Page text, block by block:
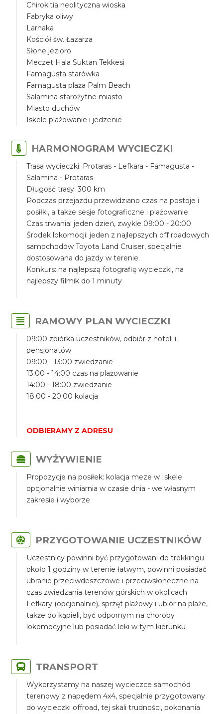
Chirokitia neolityczna wioska
Fabryka oliwy
Larnaka
Kościół św. Łazarza
Słone jezioro
Meczet Hala Suktan Tekkesi
Famagusta starówka
Famagusta plaża Palm Beach
Salamina starożytne miasto
Miasto duchów
Iskele plażowanie i jedzenie
HARMONOGRAM WYCIECZKI
Trasa wycieczki: Protaras - Lefkara - Famagusta -
Salamina - Protaras
Długość trasy: 300 km
Podczas przejazdu przewidziano czas na postoje i
posiłki, a także sesje fotograficzne i plażowanie
Czas trwania: jeden dzień, zwykle 09:00 - 20:00
Środek lokomocji: jeden z najlepszych off roadowych
samochodów Toyota Land Cruiser, specjalnie
dostosowana do jazdy w terenie.
Konkurs: na najlepszą fotografię wycieczki, na
najlepszy filmik do 1 minuty
RAMOWY PLAN WYCIECZKI
09:00 zbiórka uczestników, odbiór z hoteli i
pensjonatów
09:00 - 13:00 zwiedzanie
13:00 - 14:00 czas na plażowanie
14:00 - 18:00 zwiedzanie
18:00 - 20:00 kolacja
ODBIERAMY Z ADRESU
WYŻYWIENIE
Propozycje na posiłek: kolacja meze w Iskele
opcjonalnie winiarnia w czasie dnia - we własnym
zakresie i wyborze
PRZYGOTOWANIE UCZESTNIKÓW
Uczestnicy powinni być przygotowani do trekkingu
około 1 godziny w terenie łatwym, powinni posiadać
ubranie przeciwdeszczowe i przeciwsłoneczne na
czas zwiedzania terenów górskich w okolicach
Lefkary (opcjonalnie), sprzęt plażowy i ubiór na plaże,
także do kąpieli, być odpornym na choroby
lokomocyjne lub posiadać leki w tym kierunku
TRANSPORT
Wykorzystamy na naszej wycieczce samochód
terenowy z napędem 4x4, specjalnie przygotowany
do wycieczki offroad, tej skali trudności, pokonania